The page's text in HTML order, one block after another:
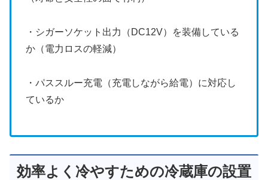
・シガーソケット出力（DC12V）を装備している
か（電力ロスの軽減）
・パススルー充電（充電しながら給電）に対応し
ているか
効率よく冷やすための冷蔵庫の設置